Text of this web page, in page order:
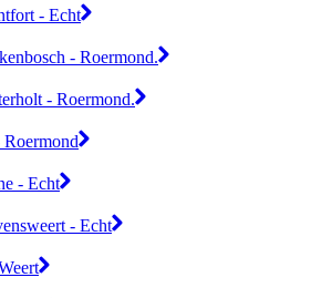
- Echt
- Roermond.
- Roermond.
- Echt
- Echt